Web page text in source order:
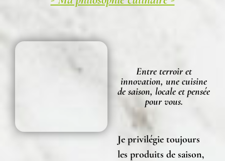
Entre terroir et
innovation, une cuisine
de saison, locale et pensée
pour vous.
Je privilégie toujours
les produits de saison,